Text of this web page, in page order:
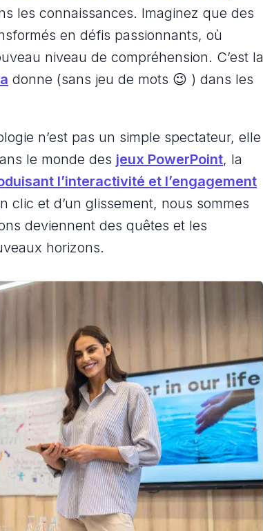
les connaissances. Imaginez que des
en défis passionnants, où
niveau de compréhension. C’est la
donne (sans jeu de mots 😉 ) dans les
n’est pas un simple spectateur, elle
le monde des jeux PowerPoint, la
l’interactivité et l’engagement
clic et d’un glissement, nous sommes
deviennent des quêtes et les
horizons.